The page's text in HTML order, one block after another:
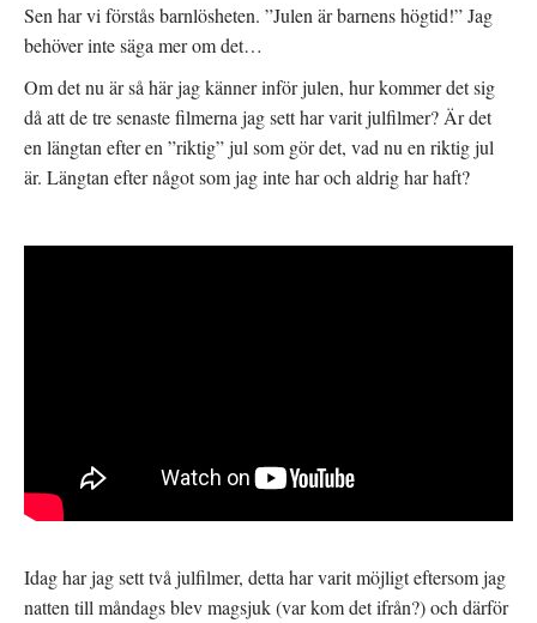
Sen har vi förstås barnlösheten. ”Julen är barnens högtid!” Jag
behöver inte säga mer om det…
Om det nu är så här jag känner inför julen, hur kommer det sig
då att de tre senaste filmerna jag sett har varit julfilmer? Är det
en längtan efter en ”riktig” jul som gör det, vad nu en riktig jul
är. Längtan efter något som jag inte har och aldrig har haft?
Idag har jag sett två julfilmer, detta har varit möjligt eftersom jag
natten till måndags blev magsjuk (var kom det ifrån?) och därför